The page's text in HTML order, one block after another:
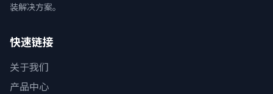
装解决方案。
快速链接
关于我们
产品中心